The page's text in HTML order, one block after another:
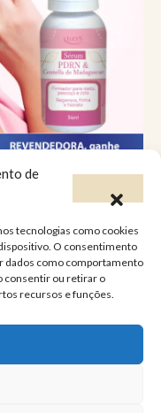
de
tecnologias como cookies
O consentimento
dados como comportamento
consentir ou retirar o
recursos e funções.
do Catálogo
as suas
a linha de
sua vida!
virtual